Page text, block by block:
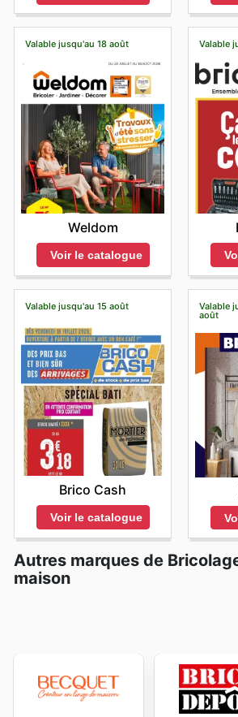
directement le magasin avant de
Valable jusqu'au 18 août
Weldom
Voir le catalogue
Valable
Valable jusqu'au 15 août
Brico Cash
Voir le catalogue
Valable
août
Autres marques de
maison